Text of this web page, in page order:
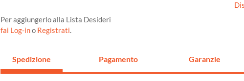
Per aggiungerlo alla Lista Desideri
fai Log-ino Registrati.
Spedizione Pagamento Garanzie